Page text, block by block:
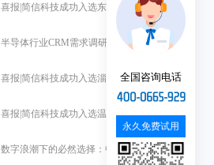
喜报|简信科技成功入选东营市中小企业...
半导体行业CRM需求调研与系统设计
喜报|简信科技成功入选淄博市中小企业...
喜报|简信科技成功入选温州市第一批中...
数字浪潮下的必然选择：中小微企业管理...
全国咨询电话
永久免费试用